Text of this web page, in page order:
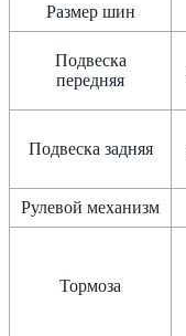
Размер шин
Подвеска
передняя
Подвеска задняя
Рулевой механизм
Тормоза